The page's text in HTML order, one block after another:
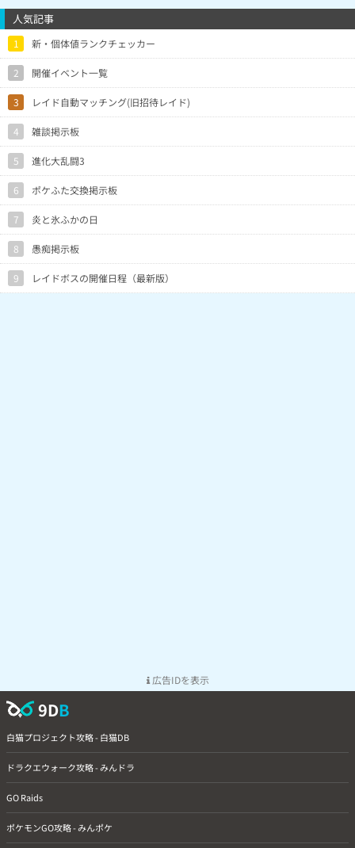
人気記事
1 新・個体値ランクチェッカー
2 開催イベント一覧
3 レイド自動マッチング(旧招待レイド)
4 雑談掲示板
5 進化大乱闘3
6 ポケふた交換掲示板
7 炎と氷ふかの日
8 愚痴掲示板
9 レイドボスの開催日程（最新版）
広告IDを表示
9DB
白猫プロジェクト攻略 - 白猫DB
ドラクエウォーク攻略 - みんドラ
GO Raids
ポケモンGO攻略 - みんポケ